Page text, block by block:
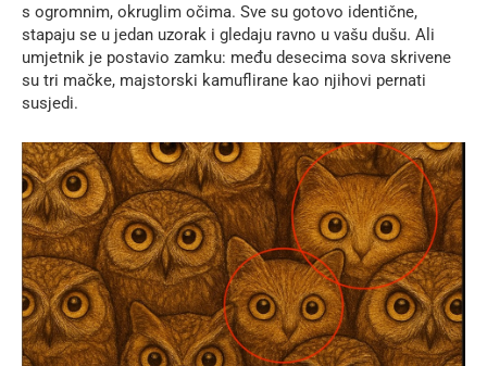
s ​​ogromnim, okruglim očima. Sve su gotovo identične,
stapaju se u jedan uzorak i gledaju ravno u vašu dušu. Ali
umjetnik je postavio zamku: među desecima sova skrivene
su tri mačke, majstorski kamuflirane kao njihovi pernati
susjedi.